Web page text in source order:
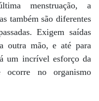
menstruação, a
também são diferentes
Exigem saídas
outra mão, e até para
um incrível esforço da
no organismo